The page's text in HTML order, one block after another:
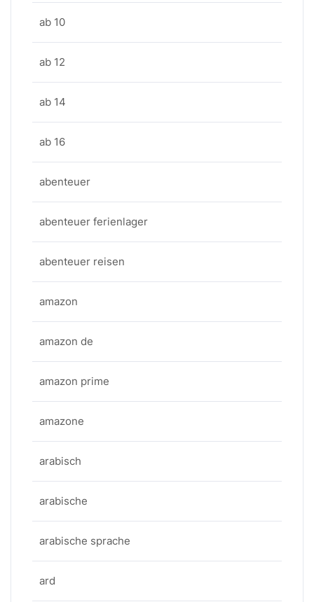
ab 10
ab 12
ab 14
ab 16
abenteuer
abenteuer ferienlager
abenteuer reisen
amazon
amazon de
amazon prime
amazone
arabisch
arabische
arabische sprache
ard